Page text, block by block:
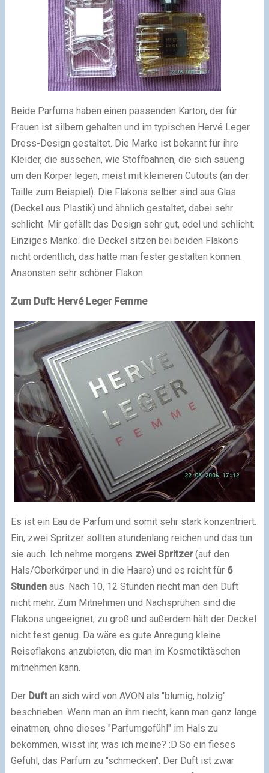
Beide Parfums haben einen passenden Karton, der für
Frauen ist silbern gehalten und im typischen Hervé Leger
Dress-Design gestaltet. Die Marke ist bekannt für ihre
Kleider, die aussehen, wie Stoffbahnen, die sich saueng
um den Körper legen, meist mit kleineren Cutouts (an der
Taille zum Beispiel). Die Flakons selber sind aus Glas
(Deckel aus Plastik) und ähnlich gestaltet, dabei sehr
schlicht. Mir gefällt das Design sehr gut, edel und schlicht.
Einziges Manko: die Deckel sitzen bei beiden Flakons
nicht ordentlich, das hätte man fester gestalten können.
Ansonsten sehr schöner Flakon.
Zum Duft: Hervé Leger Femme
Es ist ein Eau de Parfum und somit sehr stark konzentriert.
Ein, zwei Spritzer sollten stundenlang reichen und das tun
sie auch. Ich nehme morgens zwei Spritzer(auf den
Hals/Oberkörper und in die Haare) und es reicht für 6
Stundenaus. Nach 10, 12 Stunden riecht man den Duft
nicht mehr. Zum Mitnehmen und Nachsprühen sind die
Flakons ungeeignet, zu groß und außerdem hält der Deckel
nicht fest genug. Da wäre es gute Anregung kleine
Reiseflakons anzubieten, die man im Kosmetiktäschen
mitnehmen kann.
Der Duftan sich wird von AVON als "blumig, holzig"
beschrieben. Wenn man an ihm riecht, kann man ganz lange
einatmen, ohne dieses "Parfumgefühl" im Hals zu
bekommen, wisst ihr, was ich meine? :D So ein fieses
Gefühl, das Parfum zu "schmecken". Der Duft ist zwar